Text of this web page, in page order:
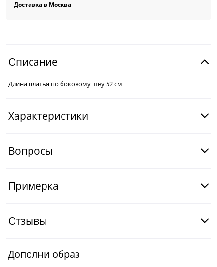
Доставка в Москва
Описание
Длина платья по боковому шву 52 см
Характеристики
Вопросы
Примерка
Отзывы
Дополни образ